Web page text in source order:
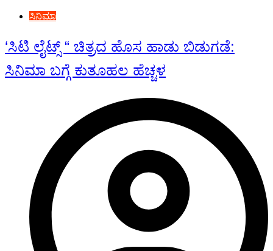
ಸಿನಿಮಾ
‘ಸಿಟಿ ಲೈಟ್ಸ್ “ ಚಿತ್ರದ ಹೊಸ ಹಾಡು ಬಿಡುಗಡೆ:
ಸಿನಿಮಾ ಬಗ್ಗೆ ಕುತೂಹಲ ಹೆಚ್ಚಳ